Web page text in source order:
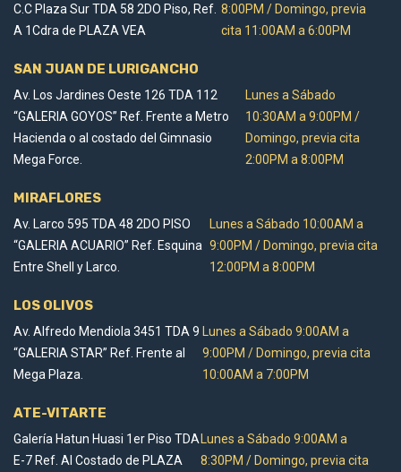
C.C Plaza Sur TDA 58 2DO Piso, Ref.
A 1Cdra de PLAZA VEA
8:00PM / Domingo, previa
cita 11:00AM a 6:00PM
SAN JUAN DE LURIGANCHO
Av. Los Jardines Oeste 126 TDA 112
“GALERIA GOYOS” Ref. Frente a Metro
Hacienda o al costado del Gimnasio
Mega Force.
Lunes a Sábado
10:30AM a 9:00PM /
Domingo, previa cita
2:00PM a 8:00PM
MIRAFLORES
Av. Larco 595 TDA 48 2DO PISO
“GALERIA ACUARIO” Ref. Esquina
Entre Shell y Larco.
Lunes a Sábado 10:00AM a
9:00PM / Domingo, previa cita
12:00PM a 8:00PM
LOS OLIVOS
Av. Alfredo Mendiola 3451 TDA 9
“GALERIA STAR” Ref. Frente al
Mega Plaza.
Lunes a Sábado 9:00AM a
9:00PM / Domingo, previa cita
10:00AM a 7:00PM
ATE-VITARTE
Galería Hatun Huasi 1er Piso TDA
E-7 Ref. Al Costado de PLAZA
Lunes a Sábado 9:00AM a
8:30PM / Domingo, previa cita